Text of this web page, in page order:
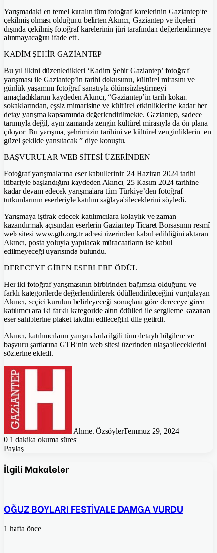
Yarışmadaki en temel kuralın tüm fotoğraf karelerinin Gaziantep’te
çekilmiş olması olduğunu belirten Akıncı, Gaziantep ve ilçeleri
dışında çekilmiş fotoğraf karelerinin jüri tarafından değerlendirmeye
alınmayacağını ifade etti.
KADİM ŞEHİR GAZİANTEP
Bu yıl ilkini düzenledikleri ‘Kadim Şehir Gaziantep’ fotoğraf
yarışması ile Gaziantep’in tarihi dokusunu, kültürel mirasını ve
günlük yaşamını fotoğraf sanatıyla ölümsüzleştirmeyi
amaçladıklarını kaydeden Akıncı, “Gaziantep’in tarih kokan
sokaklarından, eşsiz mimarisine ve kültürel etkinliklerine kadar her
detay yarışma kapsamında değerlendirilmekte. Gaziantep, sadece
tarımıyla değil, aynı zamanda zengin kültürel mirasıyla da ön plana
çıkıyor. Bu yarışma, şehrimizin tarihini ve kültürel zenginliklerini en
güzel şekilde yansıtacak ” diye konuştu.
BAŞVURULAR WEB SİTESİ ÜZERİNDEN
Fotoğraf yarışmalarına eser kabullerinin 24 Haziran 2024 tarihi
itibariyle başlandığını kaydeden Akıncı, 25 Kasım 2024 tarihine
kadar devam edecek yarışmalara tüm Türkiye’den fotoğraf
tutkunlarının eserleriyle katılım sağlayabileceklerini söyledi.
Yarışmaya iştirak edecek katılımcılara kolaylık ve zaman
kazandırmak açısından eserlerin Gaziantep Ticaret Borsasının resmî
web sitesi www.gtb.org.tr adresi üzerinden kabul edildiğini aktaran
Akıncı, posta yoluyla yapılacak müracaatların ise kabul
edilmeyeceği uyarısında bulundu.
DERECEYE GİREN ESERLERE ÖDÜL
Her iki fotoğraf yarışmasının birbirinden bağımsız olduğunu ve
farklı kategorilerde değerlendirilerek ödüllendirileceğini vurgulayan
Akıncı, seçici kurulun belirleyeceği sonuçlara göre dereceye giren
katılımcılara iki farklı kategoride altın ödülleri ile sergileme kazanan
eser sahiplerine plaket takdim edileceğini dile getirdi.
Akıncı, katılımcıların yarışmalarla ilgili tüm detaylı bilgilere ve
başvuru şartlarına GTB’nin web sitesi üzerinden ulaşabileceklerini
sözlerine ekledi.
Ahmet ÖzsöylerTemmuz 29, 2024
0 1 dakika okuma süresi
Paylaş
Posta
ile
İlgili Makaleler
OĞUZ BOYLARI FESTİVALE DAMGA VURDU
1 hafta önce